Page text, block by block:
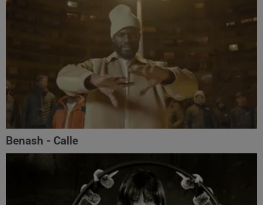
Benash - Calle